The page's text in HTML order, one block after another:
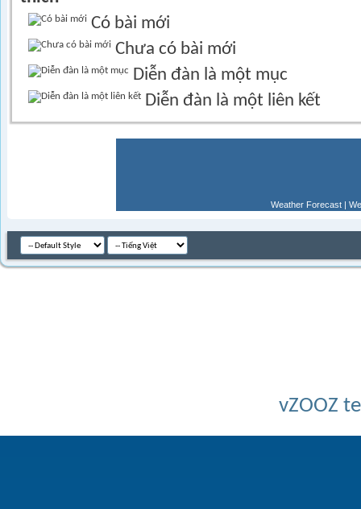
Có bài mới
Chưa có bài mới
Diễn đàn là một mục
Diễn đàn là một liên kết
Weather Forecast |
vZOOZ